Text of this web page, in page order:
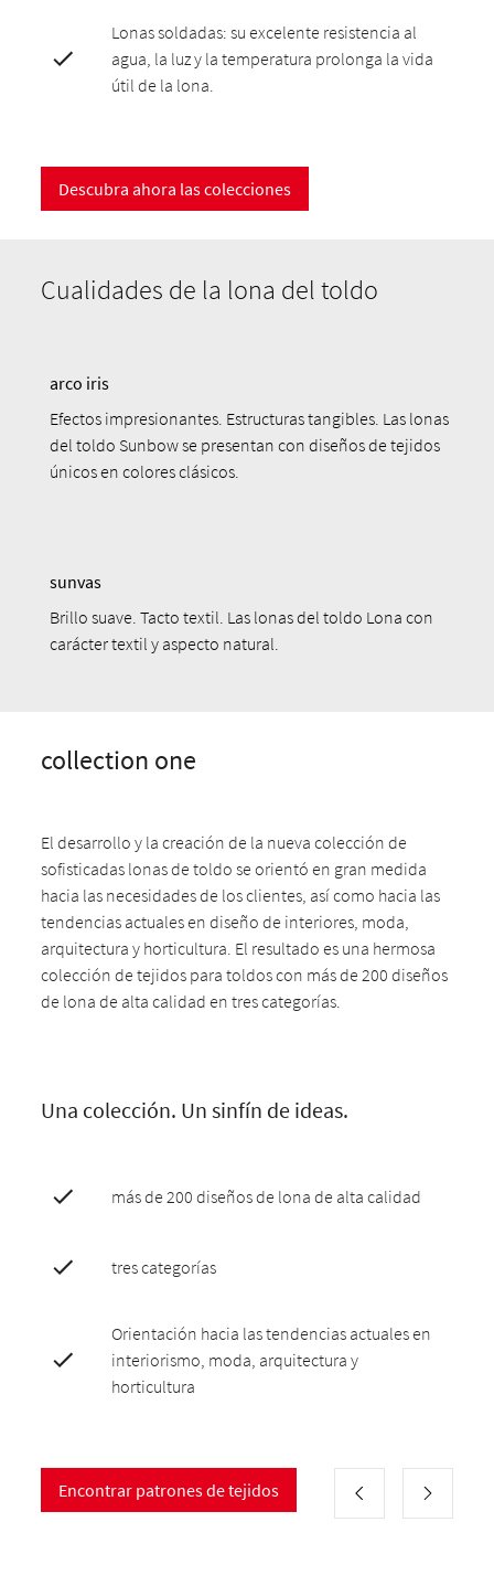
Lonas soldadas: su excelente resistencia al
agua, la luz y la temperatura prolonga la vida
útil de la lona.
Descubra ahora las colecciones
Cualidades de la lona del toldo
arco iris
Efectos impresionantes. Estructuras tangibles. Las lonas
del toldo Sunbow se presentan con diseños de tejidos
únicos en colores clásicos.
sunvas
Brillo suave. Tacto textil. Las lonas del toldo Lona con
carácter textil y aspecto natural.
collection one
El desarrollo y la creación de la nueva colección de
sofisticadas lonas de toldo se orientó en gran medida
hacia las necesidades de los clientes, así como hacia las
tendencias actuales en diseño de interiores, moda,
arquitectura y horticultura. El resultado es una hermosa
colección de tejidos para toldos con más de 200 diseños
de lona de alta calidad en tres categorías.
Una colección. Un sinfín de ideas.
más de 200 diseños de lona de alta calidad
tres categorías
Orientación hacia las tendencias actuales en
interiorismo, moda, arquitectura y
horticultura
Encontrar patrones de tejidos